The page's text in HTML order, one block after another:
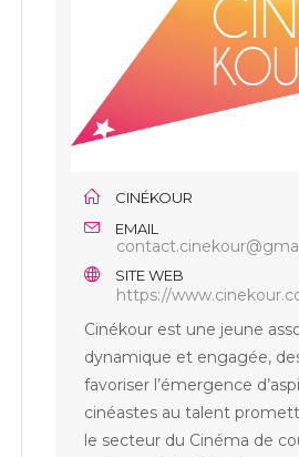
CINÉKOUR
EMAIL
SITE WEB
https://
Cinékour est une jeune
dynamique et engagée,
favoriser l’émergence
cinéastes au talent
le secteur du Cinéma de